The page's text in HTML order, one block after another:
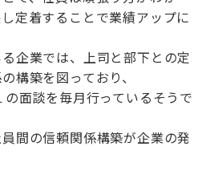
定着することで業績アップに
企業では、上司と部下との定
構築を図っており、
面談を毎月行っているそうで
間の信頼関係構築が企業の発